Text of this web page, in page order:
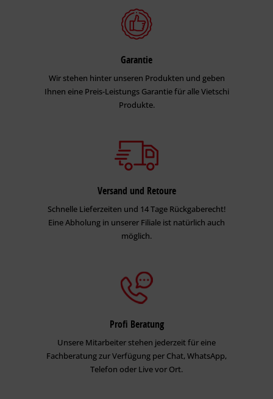
Garantie
Wir stehen hinter unseren Produkten und geben
Ihnen eine Preis-Leistungs Garantie für alle Vietschi
Produkte.
Versand und Retoure
Schnelle Lieferzeiten und 14 Tage Rückgaberecht!
Eine Abholung in unserer Filiale ist natürlich auch
möglich.
Profi Beratung
Unsere Mitarbeiter stehen jederzeit für eine
Fachberatung zur Verfügung per Chat, WhatsApp,
Telefon oder Live vor Ort.